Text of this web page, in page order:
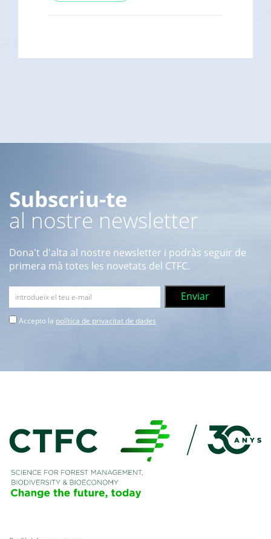
Subscriu-te
al nostre newsletter
Dona't d'alta al nostre newsletter i podràs seguir de
primera mà totes les novetats del CTFC.
Accepto la política de privacitat de dades